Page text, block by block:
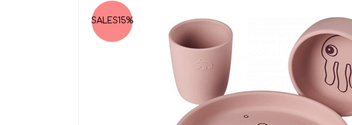
SALES 15%